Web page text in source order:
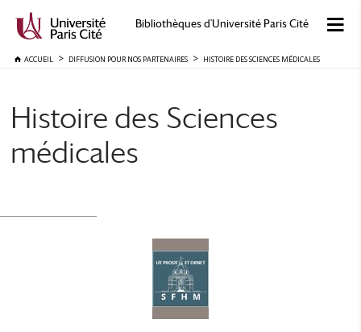
Bibliothèques d'Université Paris Cité
ACCUEIL DIFFUSION POUR NOS PARTENAIRES HISTOIRE DES SCIENCES MÉDICALES
Histoire des Sciences
médicales